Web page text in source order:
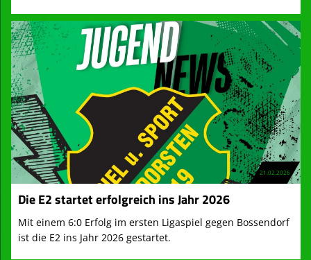
21.02.2026
Die E2 startet erfolgreich ins Jahr 2026
Mit einem 6:0 Erfolg im ersten Ligaspiel gegen Bossendorf
ist die E2 ins Jahr 2026 gestartet.